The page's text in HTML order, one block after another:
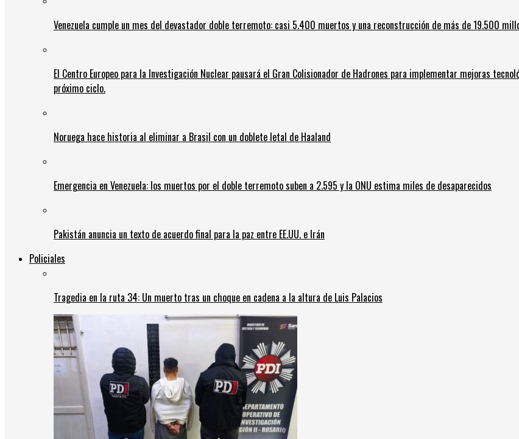
Venezuela cumple un mes del devastador doble terremoto: casi 5.400 muertos y una reconstrucción de más de 19.500
El Centro Europeo para la Investigación Nuclear pausará el Gran Colisionador de Hadrones para implementar mejoras
próximo ciclo.
Noruega hace historia al eliminar a Brasil con un doblete letal de Haaland
Emergencia en Venezuela: los muertos por el doble terremoto suben a 2.595 y la ONU estima miles de desaparecidos
Pakistán anuncia un texto de acuerdo final para la paz entre EE.UU. e Irán
Policiales
Tragedia en la ruta 34: Un muerto tras un choque en cadena a la altura de Luis Palacios